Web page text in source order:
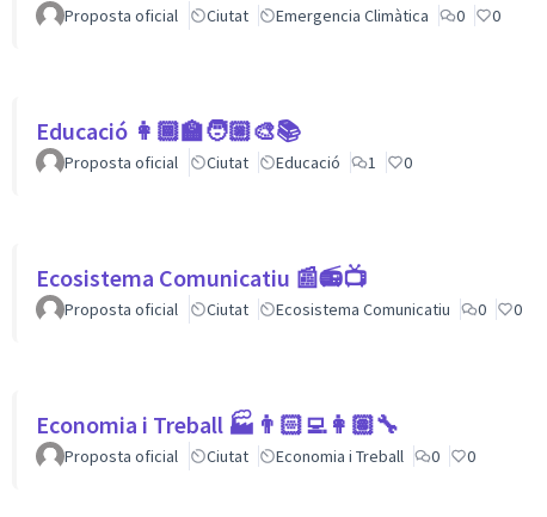
Proposta oficial Ciutat Emergencia Climàtica 0 0
Educació 👩🏾‍🏫🧑🏼‍🎨📚
Proposta oficial Ciutat Educació 1 0
Ecosistema Comunicatiu 📰📻📺
Proposta oficial Ciutat Ecosistema Comunicatiu 0 0
Economia i Treball 🏭👨🏻‍💻👩🏽‍🔧
Proposta oficial Ciutat Economia i Treball 0 0